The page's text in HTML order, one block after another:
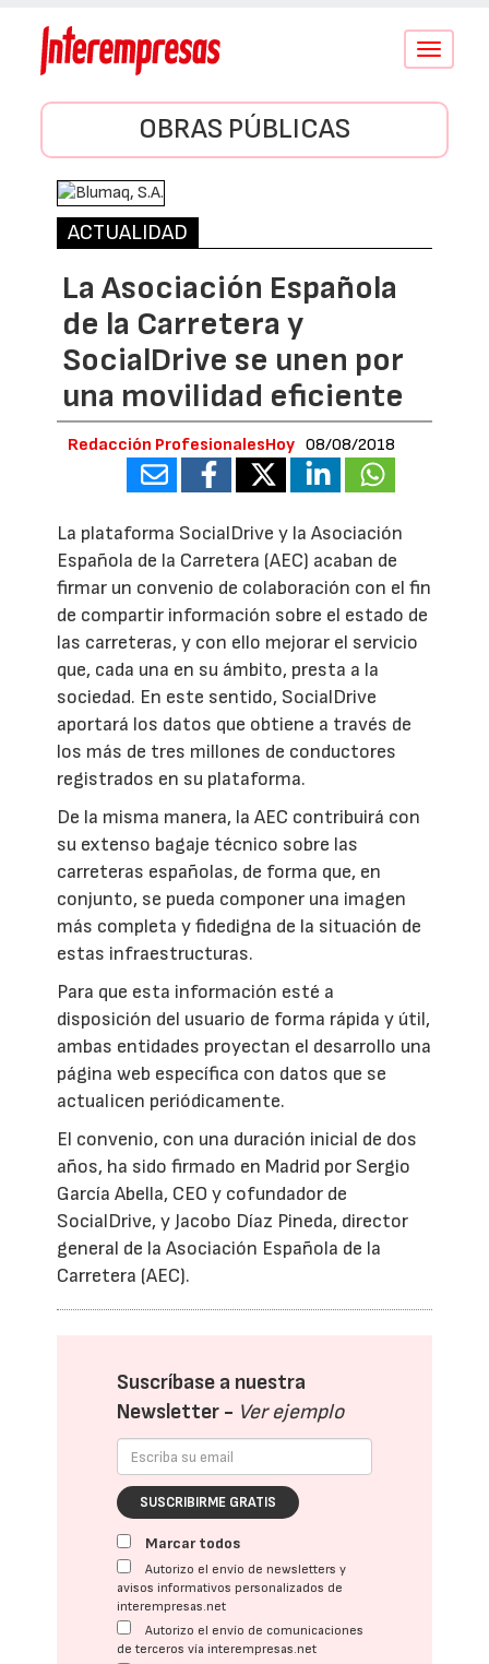
Conmutar
OBRAS PÚBLICAS
ACTUALIDAD
La Asociación Española
de la Carretera y
SocialDrive se unen por
una movilidad eficiente
Redacción ProfesionalesHoy 08/08/2018
La plataforma SocialDrive y la Asociación
Española de la Carretera (AEC) acaban de
firmar un convenio de colaboración con el fin
de compartir información sobre el estado de
las carreteras, y con ello mejorar el servicio
que, cada una en su ámbito, presta a la
sociedad. En este sentido, SocialDrive
aportará los datos que obtiene a través de
los más de tres millones de conductores
registrados en su plataforma.
De la misma manera, la AEC contribuirá con
su extenso bagaje técnico sobre las
carreteras españolas, de forma que, en
conjunto, se pueda componer una imagen
más completa y fidedigna de la situación de
estas infraestructuras.
Para que esta información esté a
disposición del usuario de forma rápida y útil,
ambas entidades proyectan el desarrollo una
página web específica con datos que se
actualicen periódicamente.
El convenio, con una duración inicial de dos
años, ha sido firmado en Madrid por Sergio
García Abella, CEO y cofundador de
SocialDrive, y Jacobo Díaz Pineda, director
general de la Asociación Española de la
Carretera (AEC).
Suscríbase a nuestra
Newsletter - Ver ejemplo
SUSCRIBIRME GRATIS
Marcar todos
Autorizo el envío de newsletters y
avisos informativos personalizados de
interempresas.net
Autorizo el envío de comunicaciones
de terceros vía interempresas.net